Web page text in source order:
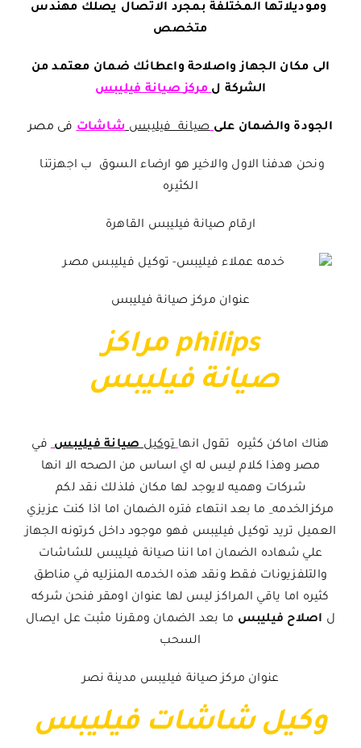
وموديلاتها المختلفة بمجرد الاتصال يصلك مهندس
متخصص
الى مكان الجهاز واصلاحة واعطائك ضمان معتمد من
الشركة لمركزصيانة فيليبس
الجودة والضمان على صيانة فيليبسشاشات فى مصر
ونحن هدفنا الاول والاخير هو ارضاء السوق ب اجهزتنا
الكثيره
ارقام صيانة فيليبس القاهرة
عنوان مركز صيانة فيليبس
philips مراكز
صيانة فيليبس
هناك اماكن كثيره تقول انها توكيلصيانة فيليبس في
مصر وهذا كلام ليس له اي اساس من الصحه الا انها
شركات وهميه لايوجد لها مكان فلذلك نقد لكم
مركزالخدمه
ما بعد انتهاء فتره الضمان اما اذا كنت عزيزي
العميل تريد توكيل فيليبس فهو موجود داخل كرتونه الجهاز
علي شهاده الضمان اما اننا صيانة فيليبس للشاشات
والتلفزيونات فقط ونقد هذه الخدمه المنزليه في مناطق
كثيره اما ياقي المراكز ليس لها عنوان اومقر فنحن شركه
ل اصلاح فيليبس ما بعد الضمان ومقرنا مثبت عل ايصال
السحب
عنوان مركز صيانة فيليبس مدينة نصر
وكيل شاشات فيليبس